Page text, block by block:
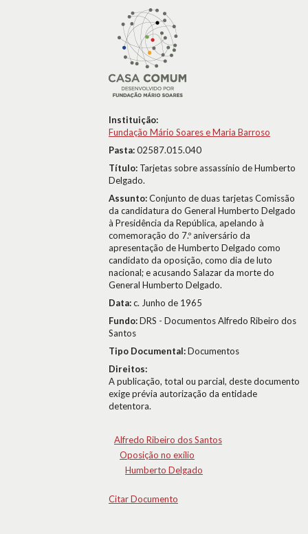
Instituição:
Fundação Mário Soares e Maria Barroso
Pasta:02587.015.040
Título: Tarjetas sobre assassínio de Humberto
Delgado.
Assunto:Conjunto de duas tarjetas Comissão
da candidatura do General Humberto Delgado
à Presidência da República, apelando à
comemoração do 7.º aniversário da
apresentação de Humberto Delgado como
candidato da oposição, como dia de luto
nacional; e acusando Salazar da morte do
General Humberto Delgado.
Data:c. Junho de 1965
Fundo:DRS - Documentos Alfredo Ribeiro dos
Santos
Tipo Documental:Documentos
Direitos:
A publicação, total ou parcial, deste documento
exige prévia autorização da entidade
detentora.
Alfredo Ribeiro dos Santos
Oposição no exílio
Humberto Delgado
Citar Documento